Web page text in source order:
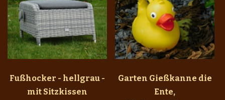
Fußhocker - hellgrau -
mit Sitzkissen
Garten Gießkanne die
Ente,